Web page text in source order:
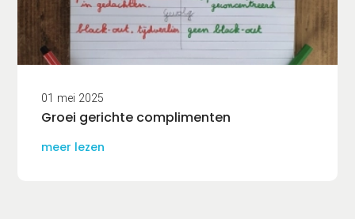
01 mei 2025
Groei gerichte complimenten
meer lezen